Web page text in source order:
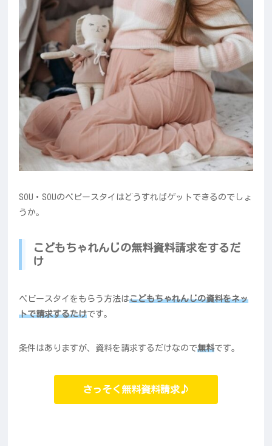
SOU・SOUのベビースタイはどうすればゲットできるのでしょ
うか。
こどもちゃれんじの無料資料請求をするだ
け
ベビースタイをもらう方法はこどもちゃれんじの資料をネッ
トで請求するたけです。
条件はありますが、資料を請求するだけなので無料です。
さっそく無料資料請求♪